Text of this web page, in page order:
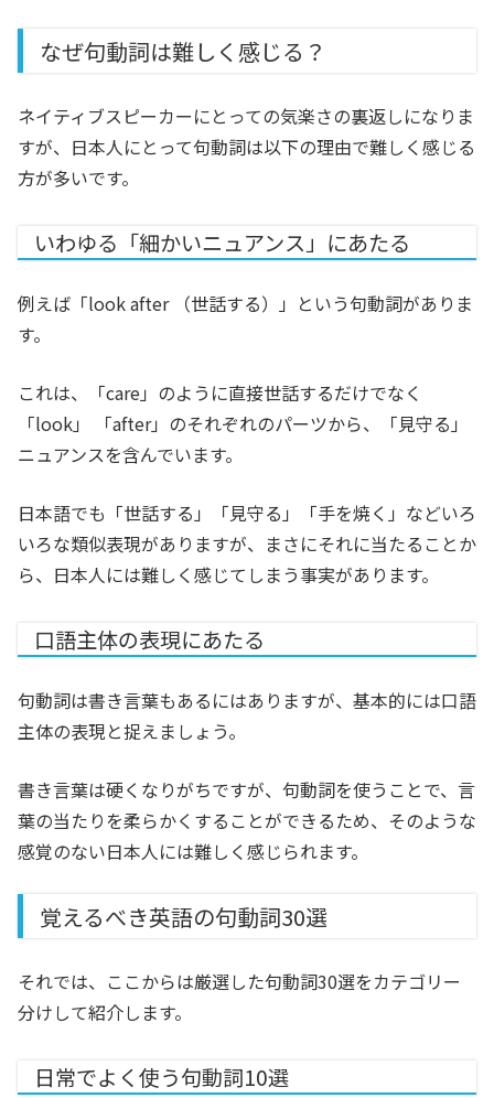
なぜ句動詞は難しく感じる？
ネイティブスピーカーにとっての気楽さの裏返しになりま
すが、日本人にとって句動詞は以下の理由で難しく感じる
方が多いです。
いわゆる「細かいニュアンス」にあたる
例えば「look after （世話する）」という句動詞がありま
す。
これは、「care」のように直接世話するだけでなく
「look」 「after」のそれぞれのパーツから、「見守る」
ニュアンスを含んでいます。
日本語でも「世話する」「見守る」「手を焼く」などいろ
いろな類似表現がありますが、まさにそれに当たることか
ら、日本人には難しく感じてしまう事実があります。
口語主体の表現にあたる
句動詞は書き言葉もあるにはありますが、基本的には口語
主体の表現と捉えましょう。
書き言葉は硬くなりがちですが、句動詞を使うことで、言
葉の当たりを柔らかくすることができるため、そのような
感覚のない日本人には難しく感じられます。
覚えるべき英語の句動詞30選
それでは、ここからは厳選した句動詞30選をカテゴリー
分けして紹介します。
日常でよく使う句動詞10選